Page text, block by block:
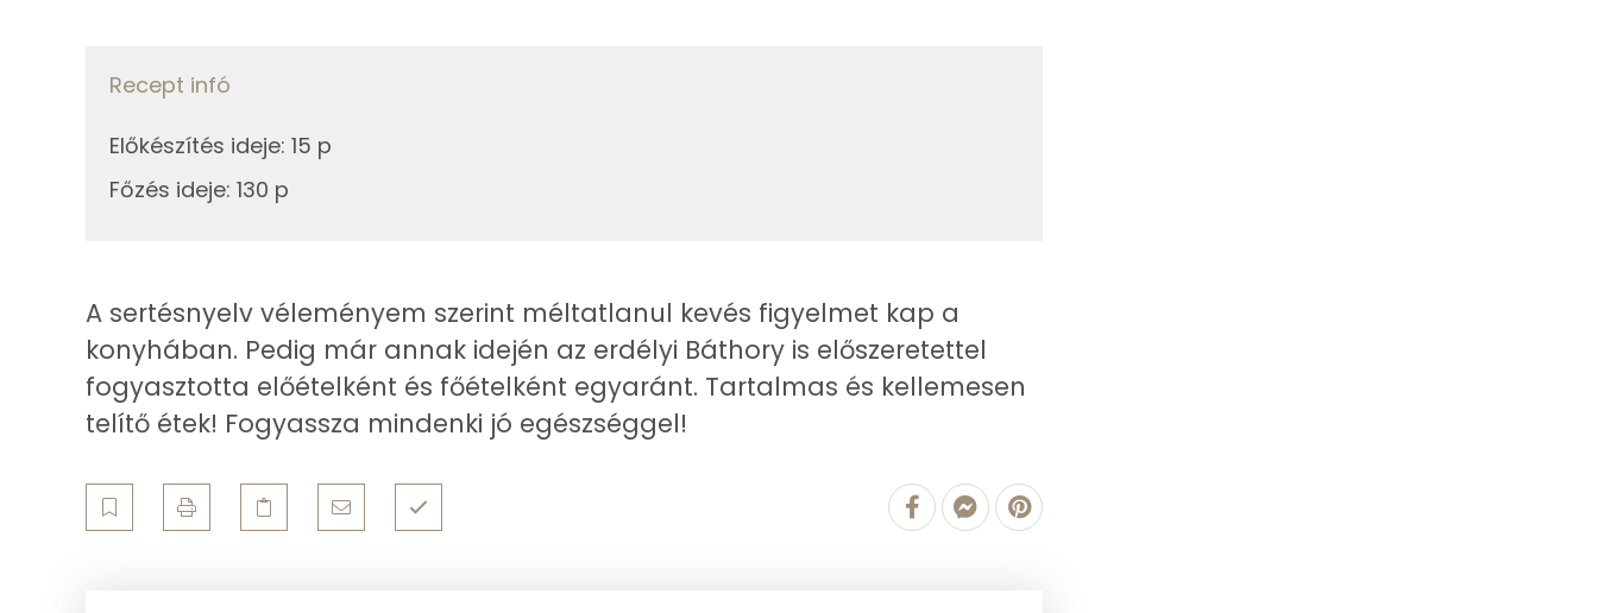
Köret
14gvaj
Összesen 1525 kcal
Kálcium
221 mg
Vas
18 mg
Magnézium
Foszfor
942 mg
Recept infó
Előkészítés ideje: 15 p
Főzés ideje: 130 p
A sertésnyelv véleményem szerint méltatlanul kevés figyelmet kap a
konyhában. Pedig már annak idején az erdélyi Báthory is előszeretettel
fogyasztotta előételként és főételként egyaránt. Tartalmas és kellemesen
telítő étek! Fogyassza mindenki jó egészséggel!